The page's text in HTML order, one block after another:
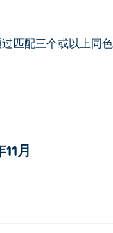
匹配三个或以上同
一。
11月